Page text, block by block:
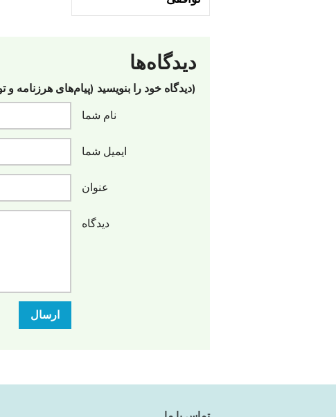
دیدگاه‌ها
(دیدگاه خود را بنویسید (پیام‌های هرزنامه‌
نام شما
ایمیل شما
عنوان
دیدگاه
ارسال